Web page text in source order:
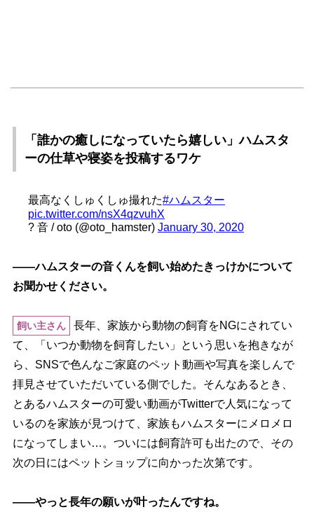
「誰かの癒しになっていたら嬉しい」ハムスタ
ーの仕草や寝姿を投稿するワケ
最高なくしゅくしゅ撮れた#ハムスター
pic.twitter.com/nsX4qzvuhX
? 音 / oto (@oto_hamster) January 30, 2020
――ハムスターの音くんを飼い始めたきっけかについて
お聞かせください。
飼い主さん
長年、家族から動物の飼育をNGにされてい
て、「いつか動物を飼育したい」という思いを抱きなが
ら、SNSで色んなご家庭のペット動画や写真を楽しんで
拝見させていただいている側でした。そんなあるとき、
とあるハムスターの可愛い動画がTwitterで人気になって
いるのを家族が見つけて、家族もハムスターにメロメロ
になってしまい…。ついには飼育許可も出たので、その
次の日にはペットショップに向かった次第です。
――やっと長年の願いが叶ったんですね。